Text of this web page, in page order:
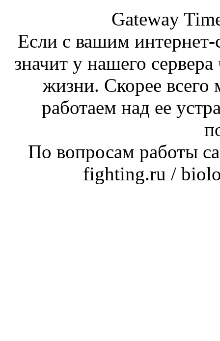
Gateway
Если с вашим интернет-
значит у нашего
жизни. Скорее
работаем над ее
По вопросам работы
fighting.ru /